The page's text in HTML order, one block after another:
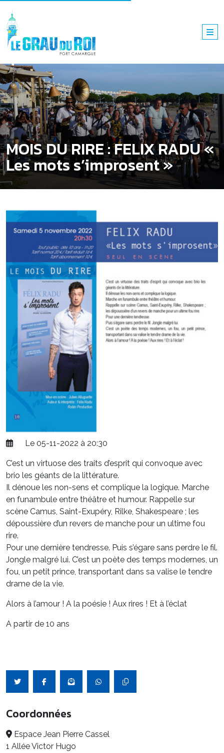
MOIS DU RIRE : FELIX RADU «
Les mots s’improsent »
Le 05-11-2022 à 20:30
C’est un virtuose des traits d’esprit qui convoque avec
brio les géants de la littérature.
Il dénoue les non-sens et complique la logique. Marche
en funambule entre théâtre et humour. Rappelle sur
scène Camus, Saint-Exupéry, Rilke, Shakespeare ; les
dépoussière d’un revers de manche pour un ultime fou
rire.
Pour une dernière tendresse. Puis s’égare sans perdre le fil.
Jongle malgré lui. C’est un poète des temps modernes, un
fou, un petit prince, transportant dans sa valise le tendre
drame de la vie.
Alors à l’amour ! A la poésie ! Aux rires ! Et à l’éclat
A partir de 10 ans
Coordonnées
Espace Jean Pierre Cassel
1 Allée Victor Hugo